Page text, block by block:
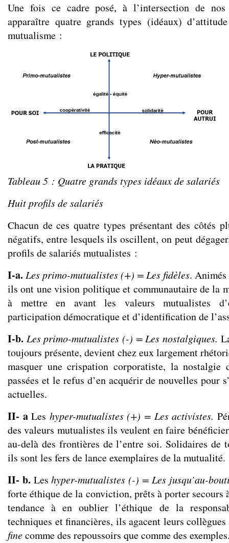
Une fois ce cadre posé, à l’intersection de
apparaître quatre grands types (idéaux)
mutualisme :
Tableau 5 : Quatre grands types idéaux de salariés
Huit profils de salariés
Chacun de ces quatre types présentant des côtés
négatifs, entre lesquels ils oscillent, on peut
profils de salariés mutualistes :
I-a. Les primo-mutualistes (+) = Les fidèles.
ils ont une vision politique et communautaire de la
à mettre en avant les valeurs mutualistes
participation démocratique et d’identification de
I-b. Les primo-mutualistes (-) = Les nostalgiques.
toujours présente, devient chez eux largement
masquer une crispation corporatiste, la nostalgie
passées et le refus d’en acquérir de nouvelles pour
actuelles.
II- aLes hyper-mutualistes (+) = Les activistes.
des valeurs mutualistes ils veulent en faire
au-delà des frontières de l’entre soi. Solidaires de
ils sont les fers de lance exemplaires de la mutualité.
II- b. Leshyper-mutualistes (-) = Les jusqu’au-
forte éthique de la conviction, prêts à porter secours
tendance à en oublier l’éthique de la
techniques et financières, ils agacent leurs
finecomme des repoussoirs que comme des